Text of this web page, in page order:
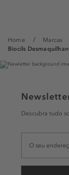
Home Marcas
Biocils
Descubra tudo